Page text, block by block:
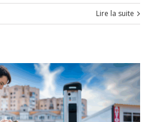
Lire la suite